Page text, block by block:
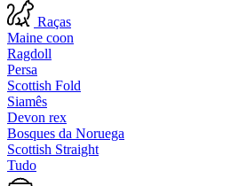
Raças
Maine coon
Ragdoll
Persa
Scottish Fold
Siamês
Devon rex
Bosques da Noruega
Scottish Straight
Tudo